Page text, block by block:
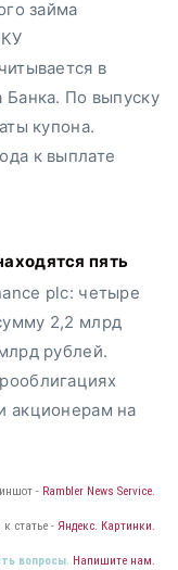
займа
в
Банка. По выпуску
купона.
к выплате
plc: четыре
2,2 млрд
рублей.
акционерам на
- Rambler News Service.
статье - Яндекс. Картинки.
вопросы. Напишите нам.